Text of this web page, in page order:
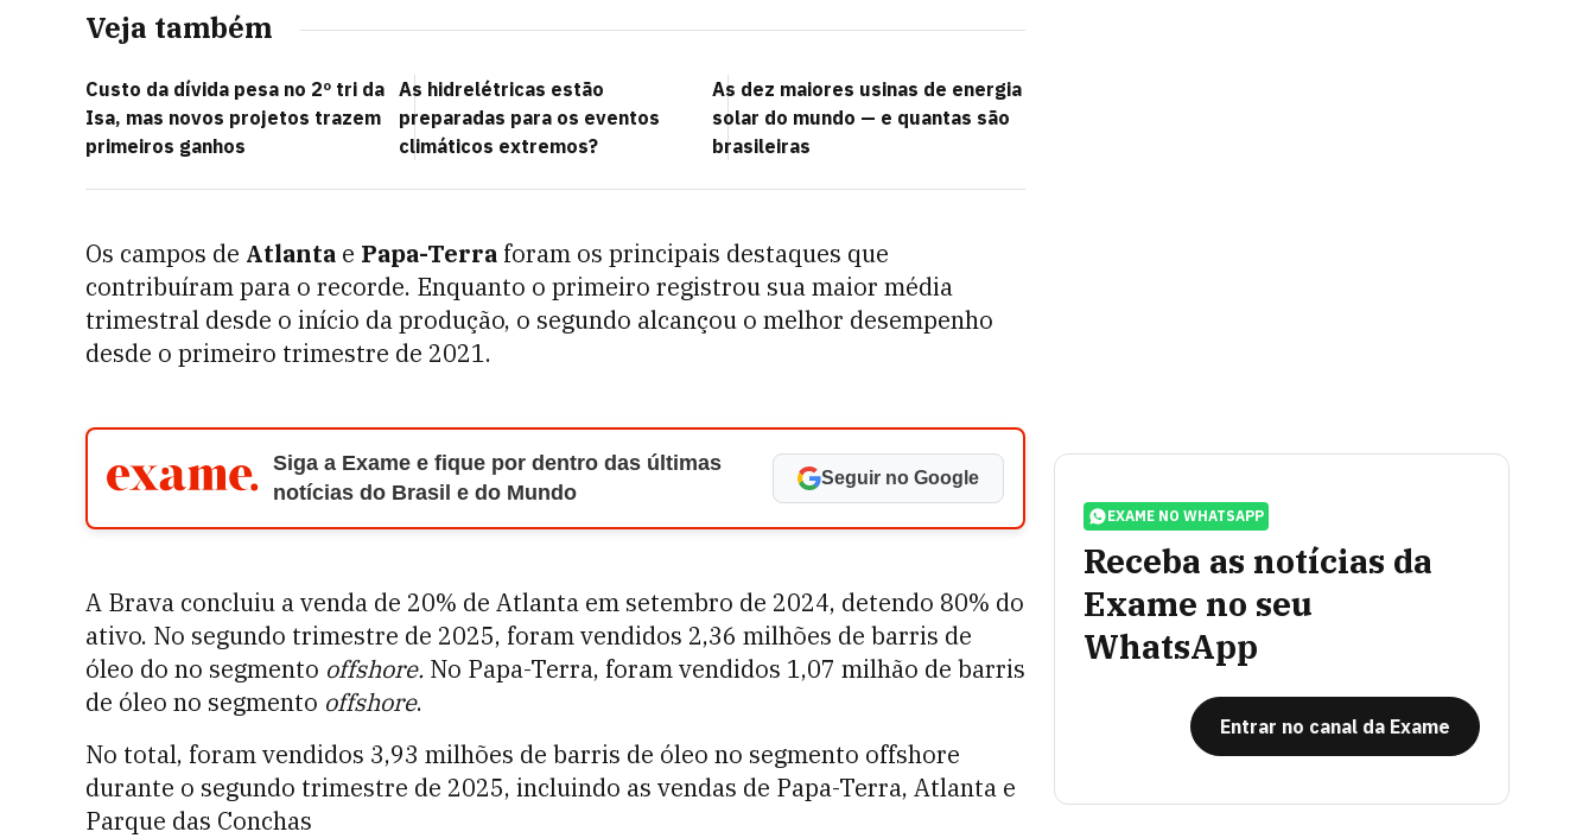
Veja também
Custo da dívida pesa no 2º tri da
Isa, mas novos projetos trazem
primeiros ganhos
As hidrelétricas estão
preparadas para os eventos
climáticos extremos?
As dez maiores usinas de energia
solar do mundo — e quantas são
brasileiras
Os campos de Atlanta e Papa-Terra foram os principais destaques que
contribuíram para o recorde. Enquanto o primeiro registrou sua maior média
trimestral desde o início da produção, o segundo alcançou o melhor desempenho
desde o primeiro trimestre de 2021.
Siga a Exame e fique por dentro das últimas
notícias do Brasil e do Mundo
Seguir no Google
A Brava concluiu a venda de 20% de Atlanta em setembro de 2024, detendo 80% do
ativo. No segundo trimestre de 2025, foram vendidos 2,36 milhões de barris de
óleo do no segmento offshore. No Papa-Terra, foram vendidos 1,07 milhão de barris
de óleo no segmento offshore.
No total, foram vendidos 3,93 milhões de barris de óleo no segmento offshore
durante o segundo trimestre de 2025, incluindo as vendas de Papa-Terra, Atlanta e
Parque das Conchas
EXAME NO WHATSAPP
Receba as notícias da
Exame no seu
WhatsApp
Entrar no canal da Exame